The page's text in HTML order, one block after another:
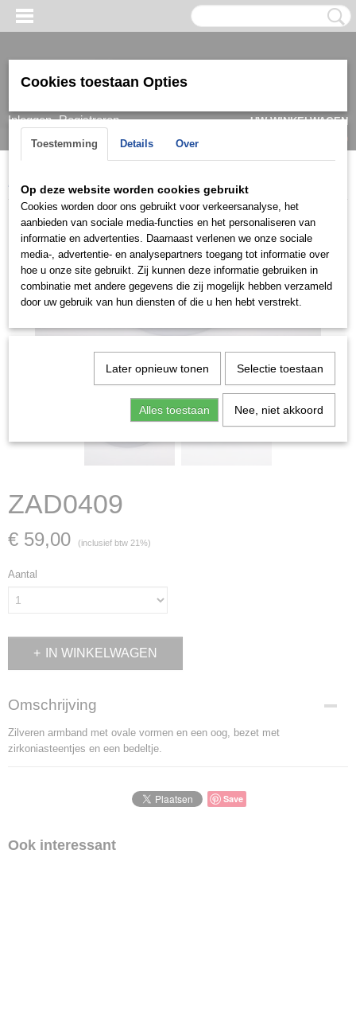
Inloggen Registreren
UW WINKELWAGEN
(0)
Home > Armband > Dames Zilver > ZAD0409
ZAD0409
€ 59,00 (inclusief btw 21%)
Aantal
IN WINKELWAGEN
Omschrijving
Zilveren armband met ovale vormen en een oog, bezet met
zirkoniasteentjes en een bedeltje.
Save
Ook interessant
Cookies toestaan Opties
Toestemming Details Over
Op deze website worden cookies gebruikt
Cookies worden door ons gebruikt voor verkeersanalyse, het
aanbieden van sociale media-functies en het personaliseren van
informatie en advertenties. Daarnaast verlenen we onze sociale
media-, advertentie- en analysepartners toegang tot informatie over
hoe u onze site gebruikt. Zij kunnen deze informatie gebruiken in
combinatie met andere gegevens die zij mogelijk hebben verzameld
door uw gebruik van hun diensten of die u hen hebt verstrekt.
Later opnieuw tonen Selectie toestaan
Alles toestaan Nee, niet akkoord